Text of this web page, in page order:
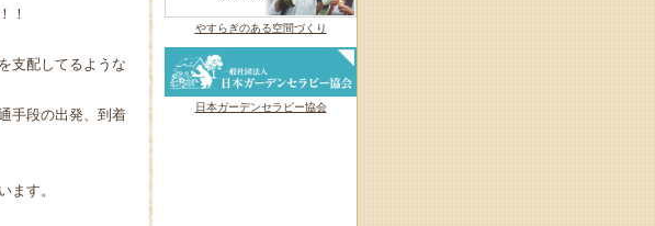
！
支配してるような
手段の出発、到着
ます。
やすらぎのある空間づくり
日本ガーデンセラピー協会